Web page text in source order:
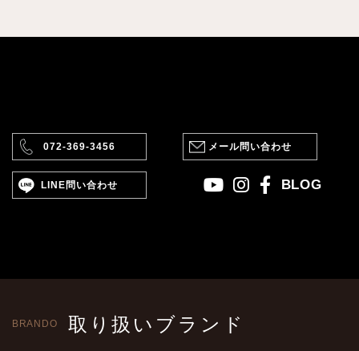
072-369-3456 メール問い合わせ
LINE問い合わせ BLOG
BRANDO 取り扱いブランド